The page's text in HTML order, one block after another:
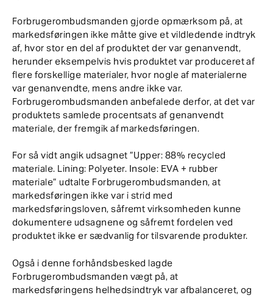
Forbrugerombudsmanden gjorde opmærksom på, at
markedsføringen ikke måtte give et vildledende indtryk
af, hvor stor en del af produktet der var genanvendt,
herunder eksempelvis hvis produktet var produceret af
flere forskellige materialer, hvor nogle af materialerne
var genanvendte, mens andre ikke var.
Forbrugerombudsmanden anbefalede derfor, at det var
produktets samlede procentsats af genanvendt
materiale, der fremgik af markedsføringen.
For så vidt angik udsagnet ”Upper: 88% recycled
materiale. Lining: Polyeter. Insole: EVA + rubber
materiale” udtalte Forbrugerombudsmanden, at
markedsføringen ikke var i strid med
markedsføringsloven, såfremt virksomheden kunne
dokumentere udsagnene og såfremt fordelen ved
produktet ikke er sædvanlig for tilsvarende produkter.
Også i denne forhåndsbesked lagde
Forbrugerombudsmanden vægt på, at
markedsføringens helhedsindtryk var afbalanceret, og